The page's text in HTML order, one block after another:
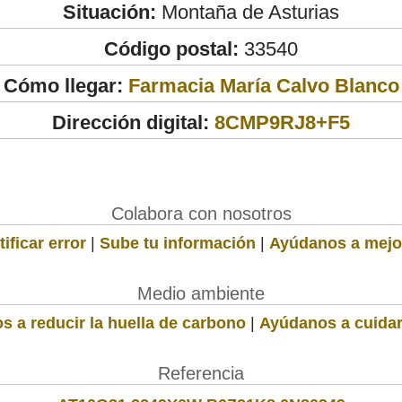
Situación: Montaña de Asturias
Código postal: 33540
Cómo llegar: Farmacia María Calvo Blanco
Dirección digital: 8CMP9RJ8+F5
Colabora con nosotros
error | Sube tu información | Ayúdanos a
Medio ambiente
a reducir la huella de carbono | Ayúdanos a
Referencia